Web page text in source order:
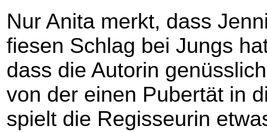
Nur Anita merkt, dass
fiesen Schlag bei Jungs
dass die Autorin
von der einen Pubertät in
spielt die Regisseurin